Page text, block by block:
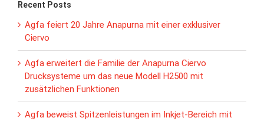
Recent Posts
Agfa feiert 20 Jahre Anapurna mit einer exklusiver
Ciervo
Agfa erweitert die Familie der Anapurna Ciervo
Drucksysteme um das neue Modell H2500 mit
zusätzlichen Funktionen
Agfa beweist Spitzenleistungen im Inkjet-Bereich mit